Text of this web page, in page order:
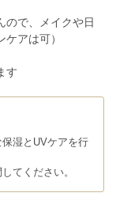
ので、メイクや日
アは可）
す
湿とUVケアを行
てください。